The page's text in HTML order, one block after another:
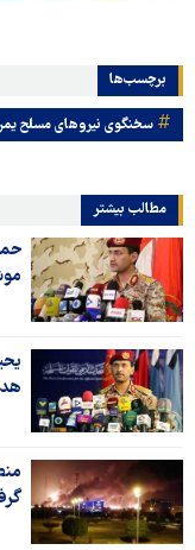
برچسب‌ها
سخنگوی نیروهای مسلح
مطالب بیشتر
هدف ۵ حمله